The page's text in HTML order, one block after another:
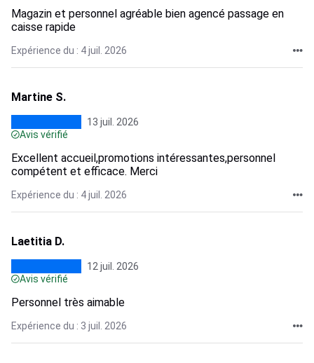
Magazin et personnel agréable bien agencé passage en
caisse rapide
Expérience du : 4 juil. 2026
Martine S.
13 juil. 2026
Avis vérifié
Excellent accueil,promotions intéressantes,personnel
compétent et efficace. Merci
Expérience du : 4 juil. 2026
Laetitia D.
12 juil. 2026
Avis vérifié
Personnel très aimable
Expérience du : 3 juil. 2026